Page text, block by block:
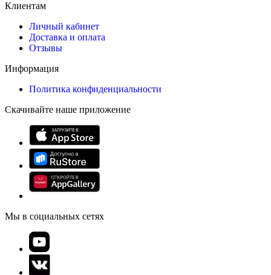
Клиентам
Личный кабинет
Доставка и оплата
Отзывы
Информация
Политика конфиденциальности
Скачивайте наше приложение
Мы в социальных сетях